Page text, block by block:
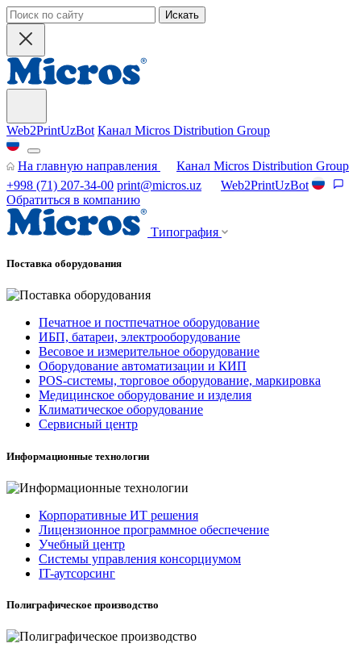
Искать
Web2PrintUzBot Канал Micros Distribution Group
На главную направления
Канал Micros Distribution Group
+998 (71) 207-34-00 print@micros.uz
Web2PrintUzBot
Обратиться в компанию
Типография
Поставка оборудования
Печатное и постпечатное оборудование
ИБП, батареи, электрооборудование
Весовое и измерительное оборудование
Оборудование автоматизации и КИП
POS-системы, торговое оборудование, маркировка
Медицинское оборудование и изделия
Климатическое оборудование
Сервисный центр
Информационные технологии
Корпоративные ИТ решения
Лицензионное программное обеспечение
Учебный центр
Системы управления консорциумом
IT-аутсорсинг
Полиграфическое производство